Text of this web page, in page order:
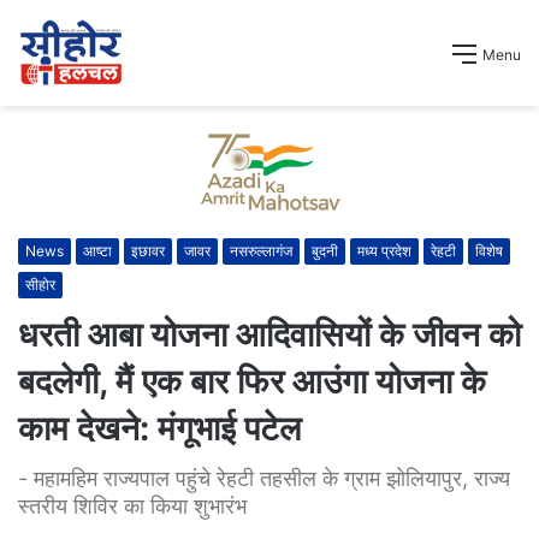
Menu
News आष्टा इछावर जावर नसरुल्लागंज बुदनी मध्य प्रदेश रेहटी
विशेष
सीहोर
धरती आबा योजना आदिवासियों के जीवन को
बदलेगी, मैं एक बार फिर आउंगा योजना के
काम देखने: मंगूभाई पटेल
- महामहिम राज्यपाल पहुंचे रेहटी तहसील के ग्राम झोलियापुर, राज्य
स्तरीय शिविर का किया शुभारंभ